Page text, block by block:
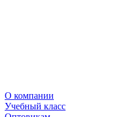
О компании
Учебный класс